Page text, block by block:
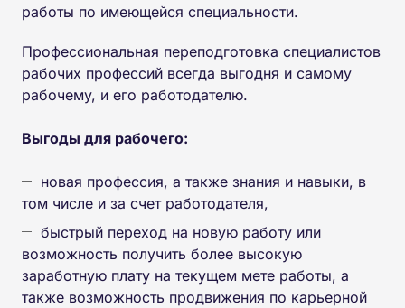
работы по имеющейся специальности.
Профессиональная переподготовка специалистов
рабочих профессий всегда выгодня и самому
рабочему, и его работодателю.
Выгоды для рабочего:
новая профессия, а также знания и навыки, в
том числе и за счет работодателя,
быстрый переход на новую работу или
возможность получить более высокую
заработную плату на текущем мете работы, а
также возможность продвижения по карьерной